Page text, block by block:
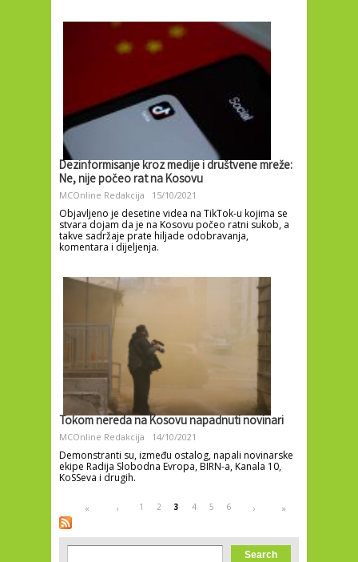
Dezinformisanje kroz medije i društvene mreže:
Ne, nije počeo rat na Kosovu
MCOnline Redakcija 15/10/2021
Objavljeno je desetine videa na TikTok-u kojima se
stvara dojam da je na Kosovu počeo ratni sukob, a
takve sadržaje prate hiljade odobravanja,
komentara i dijeljenja.
Tokom nereda na Kosovu napadnuti novinari
MCOnline Redakcija 14/10/2021
Demonstranti su, između ostalog, napali novinarske
ekipe Radija Slobodna Evropa, BIRN-a, Kanala 10,
KoSSeva i drugih.
Pages
« ‹ 1 2 3 4 5 6 › »
Search